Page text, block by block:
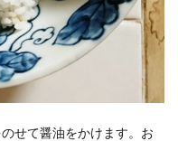
せて醤油をかけます。お